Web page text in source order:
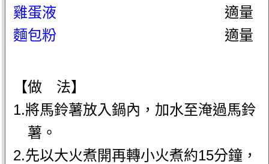
雞蛋液
適量
麵包粉
適量
【做 法】
1.將馬鈴薯放入鍋內，加水至淹過馬鈴
薯。
2.先以大火煮開再轉小火煮約15分鐘，